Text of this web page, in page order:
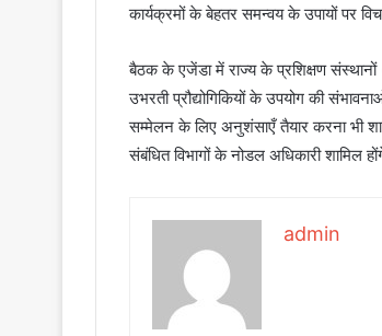
कार्यक्रमों के बेहतर समन्वय के उपायों पर
बैठक के एजेंडा में राज्य के प्रशिक्षण
उभरती प्रौद्योगिकियों के उपयोग की
सम्मेलन के लिए अनुशंसाएँ तैयार करना भी
संबंधित विभागों के नोडल अधिकारी शामिल
admin